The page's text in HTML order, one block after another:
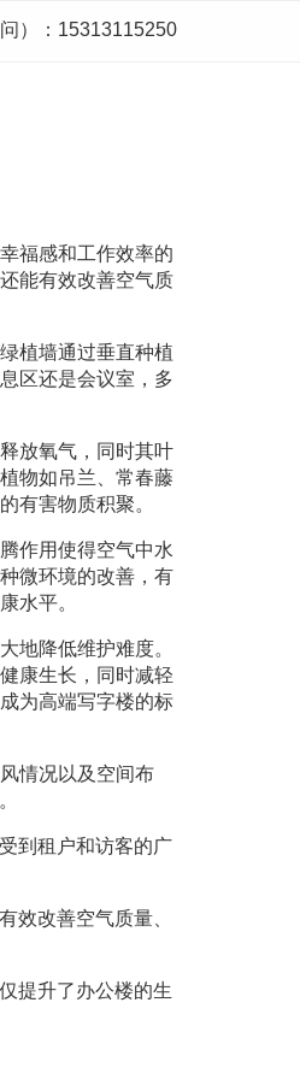
）：15313115250
福感和工作效率的
能有效改善空气质
植墙通过垂直种植
区还是会议室，多
放氧气，同时其叶
物如吊兰、常春藤
有害物质积聚。
作用使得空气中水
微环境的改善，有
水平。
地降低维护难度。
康生长，同时减轻
为高端写字楼的标
情况以及空间布
到租户和访客的广
效改善空气质量、
提升了办公楼的生